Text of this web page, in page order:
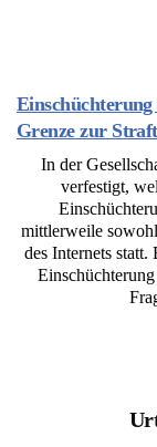
Grenze zur
In der
verfestigt,
mittlerweile
des Internets